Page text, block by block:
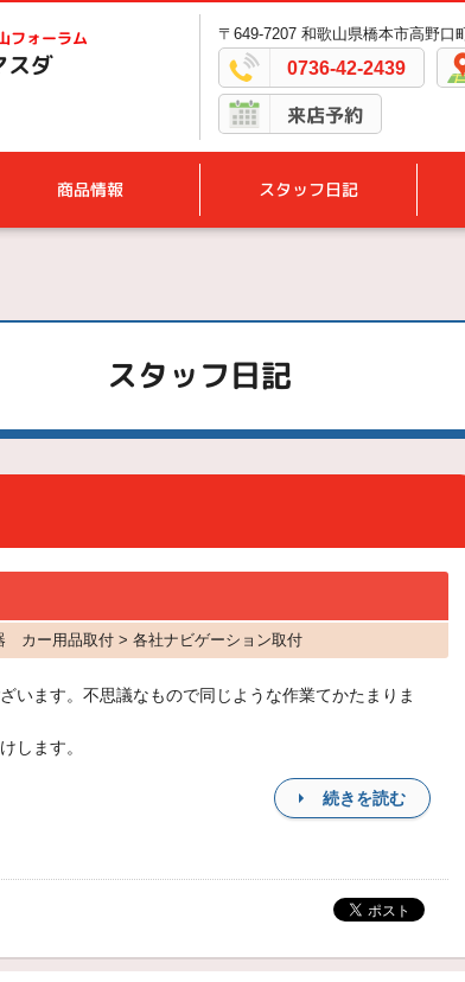
フォーラム
スダ
〒649-7207 和歌山県橋本市高野口
0736-42-2439
来店予約
商品情報 スタッフ日記
スタッフ日記
ー用品取付 > 各社ナビゲーション取付
います。不思議なもので同じような作業てかたまりま
します。
続きを読む